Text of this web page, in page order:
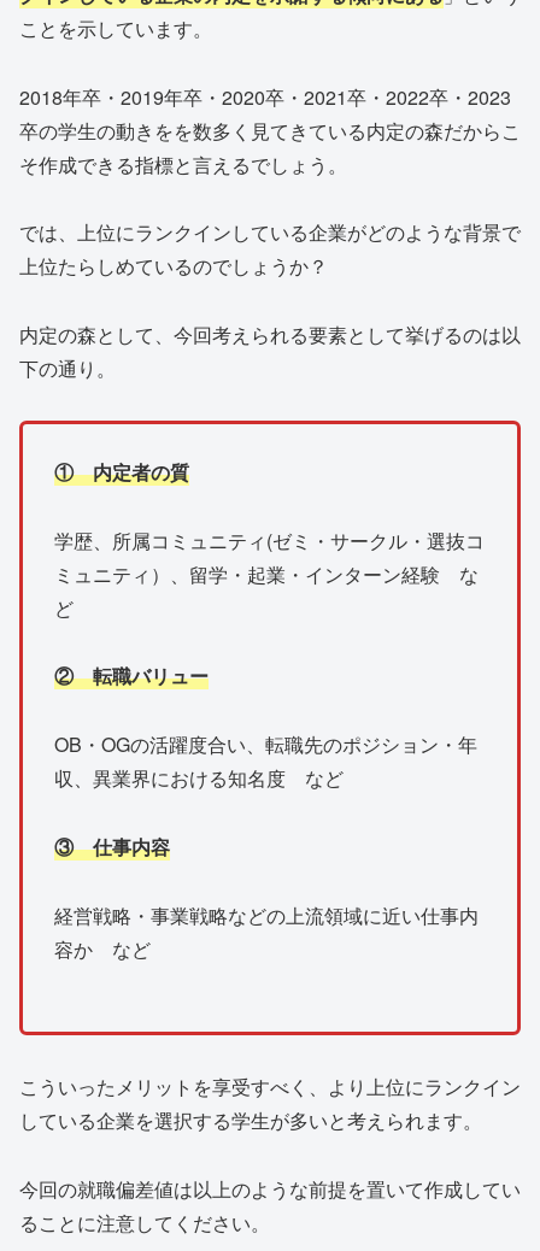
ことを示しています。
2018年卒・2019年卒・2020卒・2021卒・2022卒・2023
卒の学生の動きをを数多く見てきている内定の森だからこ
そ作成できる指標と言えるでしょう。
では、上位にランクインしている企業がどのような背景で
上位たらしめているのでしょうか？
内定の森として、今回考えられる要素として挙げるのは以
下の通り。
① 内定者の質
学歴、所属コミュニティ(ゼミ・サークル・選抜コ
ミュニティ）、留学・起業・インターン経験 な
ど
② 転職バリュー
OB・OGの活躍度合い、転職先のポジション・年
収、異業界における知名度 など
③ 仕事内容
経営戦略・事業戦略などの上流領域に近い仕事内
容か など
こういったメリットを享受すべく、より上位にランクイン
している企業を選択する学生が多いと考えられます。
今回の就職偏差値は以上のような前提を置いて作成してい
ることに注意してください。